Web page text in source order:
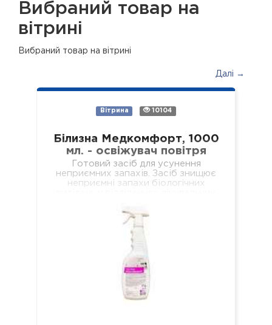
Вибраний товар на
вітрині
Вибраний товар на вітрині
Далі →
Вітрина 10104
Білизна Медкомфорт, 1000
мл. - освіжувач повітря
Готовий засіб для усунення
неприємних запахів. Засіб знищює
неприємні запахи біологічних
навчальних та дошкільних закладах,
у місцях громадського харчування…